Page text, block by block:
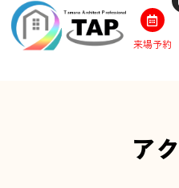
来場予約
ア